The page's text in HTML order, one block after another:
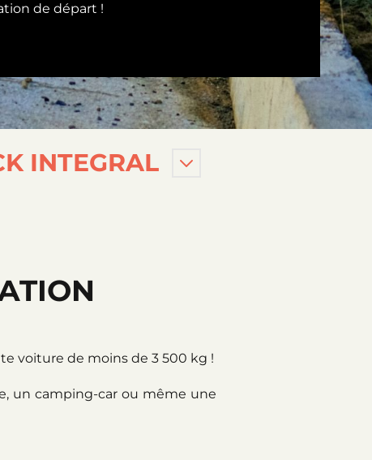
de départ !
INTEGRAL
voiture de moins de 3 500 kg !
un camping-car ou même une